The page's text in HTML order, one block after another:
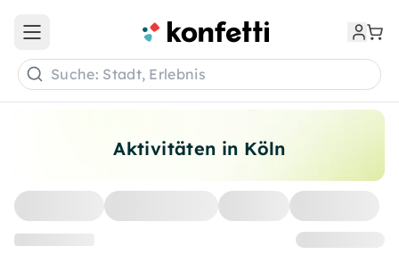
Aktivitäten in Köln
Open main menu
Suche: Stadt, Erlebnis